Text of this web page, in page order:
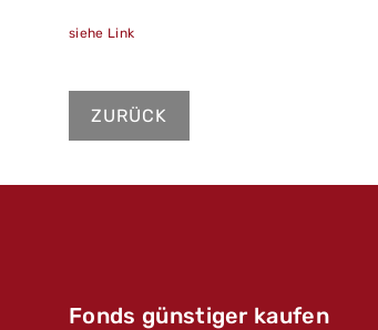
siehe Link
ZURÜCK
Fonds günstiger kaufen